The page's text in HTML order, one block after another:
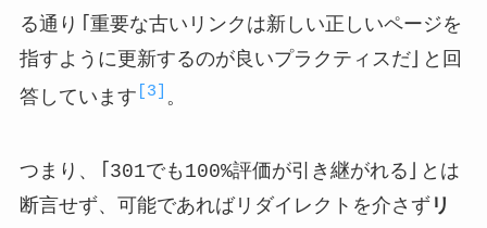
る通り「重要な古いリンクは新しい正しいページを
指すように更新するのが良いプラクティスだ」と回
答しています [3] 。
つまり、「301でも100%評価が引き継がれる」とは
断言せず、可能であればリダイレクトを介さず リ